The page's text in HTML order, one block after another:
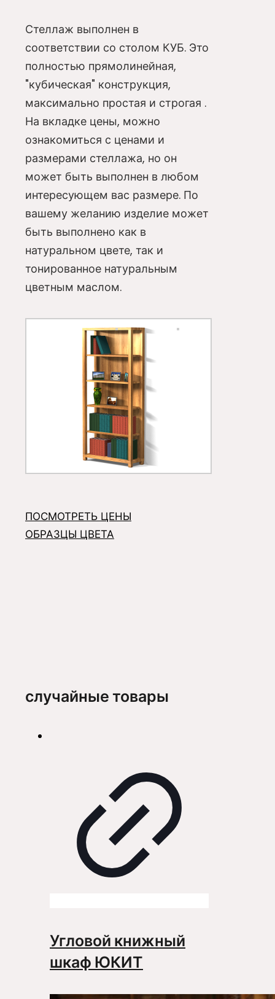
Стеллаж выполнен в
соответствии со столом КУБ. Это
полностью прямолинейная,
"кубическая" конструкция,
максимально простая и строгая .
На вкладке цены, можно
ознакомиться с ценами и
размерами стеллажа, но он
может быть выполнен в любом
интересующем вас размере. По
вашему желанию изделие может
быть выполнено как в
натуральном цвете, так и
тонированное натуральным
цветным маслом.
ПОСМОТРЕТЬ ЦЕНЫ
ОБРАЗЦЫ ЦВЕТА
случайные товары
Угловой книжный
шкаф ЮКИТ